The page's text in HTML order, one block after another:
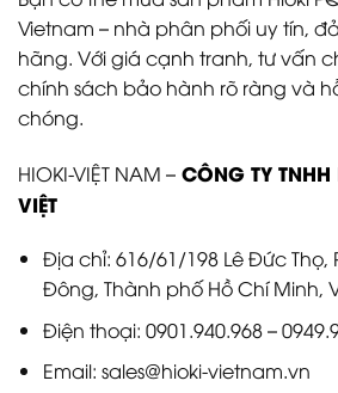
Vietnam – nhà phân phối uy tín,
hãng. Với giá cạnh tranh, tư vấn
chính sách bảo hành rõ ràng và
chóng.
HIOKI-VIỆT NAM – CÔNG TY TNHH
VIỆT
Địa chỉ: 616/61/198 Lê Đức Thọ,
Đông, Thành phố Hồ Chí Minh,
Điện thoại: 0901.940.968 –
Email: sales@hioki-vietnam.vn